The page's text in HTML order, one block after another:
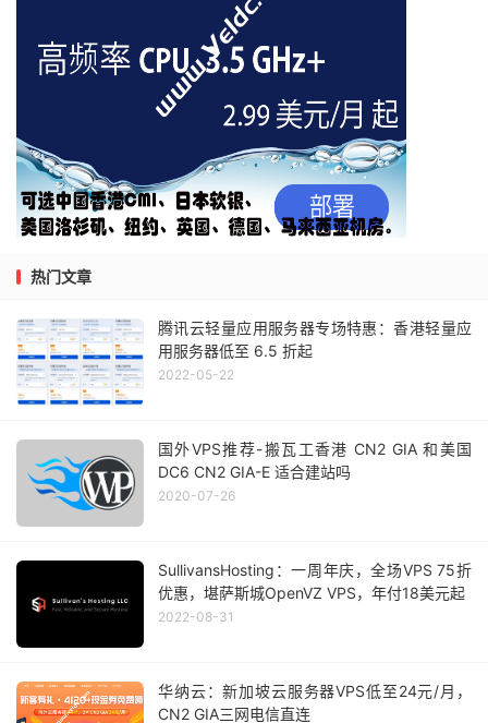
热门文章
腾讯云轻量应用服务器专场特惠：香港轻量应
用服务器低至 6.5 折起
2022-05-22
国外VPS推荐-搬瓦工香港 CN2 GIA 和美国
DC6 CN2 GIA-E 适合建站吗
2020-07-26
SullivansHosting：一周年庆，全场VPS 75折
优惠，堪萨斯城OpenVZ VPS，年付18美元起
2022-08-31
华纳云：新加坡云服务器VPS低至24元/月，
CN2 GIA三网电信直连